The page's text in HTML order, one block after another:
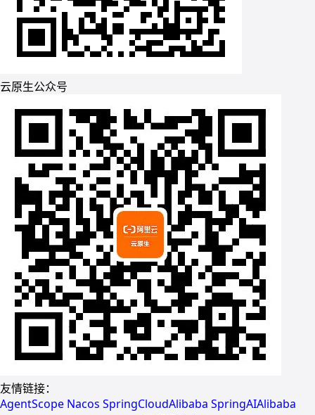
云原生公众号
友情链接：
AgentScope Nacos SpringCloudAlibaba SpringAIAlibaba